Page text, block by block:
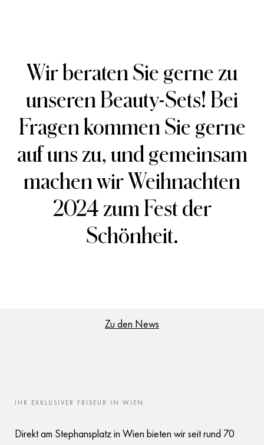
Wir beraten Sie gerne zu
unseren Beauty-Sets! Bei
Fragen kommen Sie gerne
auf uns zu, und gemeinsam
machen wir Weihnachten
2024 zum Fest der
Schönheit.
Zu den News
IHR EXKLUSIVER FRISEUR IN WIEN
Direkt am Stephansplatz in Wien bieten wir seit rund 70